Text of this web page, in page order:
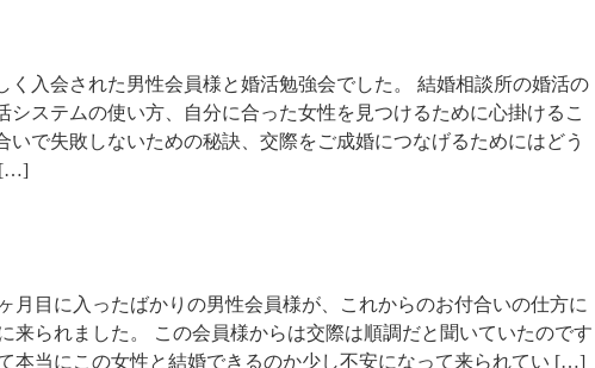
く入会された男性会員様と婚活勉強会でした。 結婚相談所の婚活の
システムの使い方、自分に合った女性を見つけるために心掛けるこ
いで失敗しないための秘訣、交際をご成婚につなげるためにはどう
[…]
月目に入ったばかりの男性会員様が、これからのお付合いの仕方に
来られました。 この会員様からは交際は順調だと聞いていたのです
本当にこの女性と結婚できるのか少し不安になって来られてい […]